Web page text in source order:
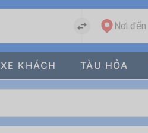
Nơi đến
XE KHÁCH TÀU HỎA